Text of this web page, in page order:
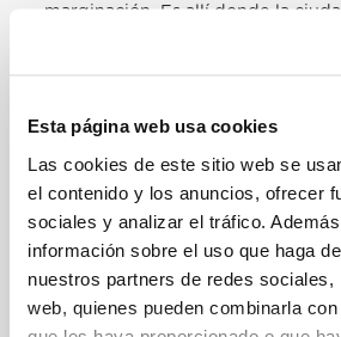
Esta página web usa cookies
Las cookies de este sitio web se
el contenido y los anuncios, ofrecer
sociales y analizar el tráfico.
información sobre el uso que haga
nuestros partners de redes sociales,
web, quienes pueden combinarla
marginación. Es allí donde la
dos carriles: por un lado, la
corren sin embargo
inmigrantes y aquellos que no
contar. […]
Para avanzar en esta perspectiva,
política y una economía centradas
ética de la responsabilidad, de las
necesitamos un auténtico
sólidas y duraderas de ciudadanía.